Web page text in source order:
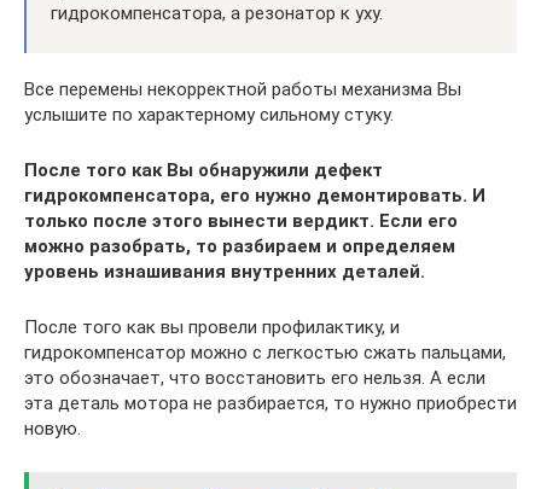
гидрокомпенсатора, а резонатор к уху.
Все перемены некорректной работы механизма Вы
услышите по характерному сильному стуку.
После того как Вы обнаружили дефект
гидрокомпенсатора, его нужно демонтировать. И
только после этого вынести вердикт. Если его
можно разобрать, то разбираем и определяем
уровень изнашивания внутренних деталей.
После того как вы провели профилактику, и
гидрокомпенсатор можно с легкостью сжать пальцами,
это обозначает, что восстановить его нельзя. А если
эта деталь мотора не разбирается, то нужно приобрести
новую.